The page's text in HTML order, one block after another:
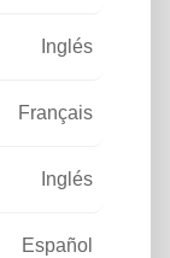
es útil para
determinado
Inglés
Français
Inglés
Español